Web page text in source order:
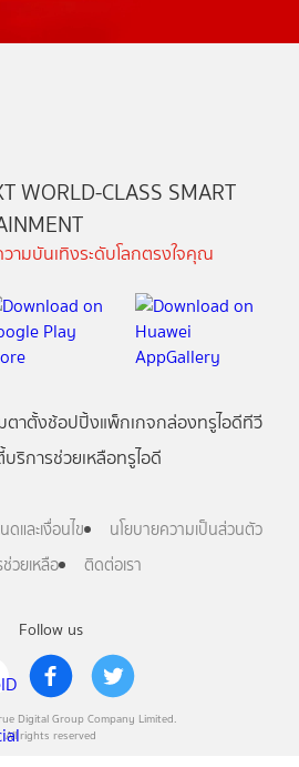
Follow us
Digital Group Company Limited.
All rights reserved
WORLD-CLASS SMART
ามบันเทิงระดับโลกตรงใจคุณ
ตาตั้งช้อปปิ้งแพ็กเกจกล่องทรูไอดีทีวี
บริการช่วยเหลือทรูไอดี
และเงื่อนไข
นโยบายความเป็นส่วนตัว
วยเหลือ
ติดต่อเรา